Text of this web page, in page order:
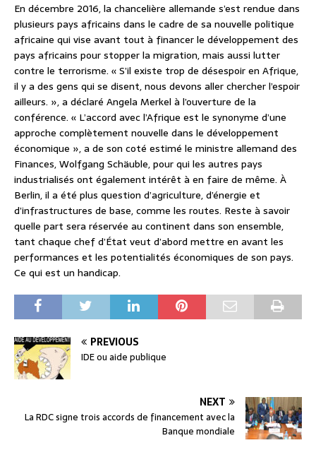
En décembre 2016, la chancelière allemande s’est rendue dans
plusieurs pays africains dans le cadre de sa nouvelle politique
africaine qui vise avant tout à financer le développement des
pays africains pour stopper la migration, mais aussi lutter
contre le terrorisme. « S’il existe trop de désespoir en Afrique,
il y a des gens qui se disent, nous devons aller chercher l’espoir
ailleurs. », a déclaré Angela Merkel à l’ouverture de la
conférence. « L’accord avec l’Afrique est le synonyme d’une
approche complètement nouvelle dans le développement
économique », a de son coté estimé le ministre allemand des
Finances, Wolfgang Schäuble, pour qui les autres pays
industrialisés ont également intérêt à en faire de même. À
Berlin, il a été plus question d’agriculture, d’énergie et
d’infrastructures de base, comme les routes. Reste à savoir
quelle part sera réservée au continent dans son ensemble,
tant chaque chef d’État veut d’abord mettre en avant les
performances et les potentialités économiques de son pays.
Ce qui est un handicap.
PREVIOUS
IDE ou aide publique
NEXT
La RDC signe trois accords de financement avec la
Banque mondiale